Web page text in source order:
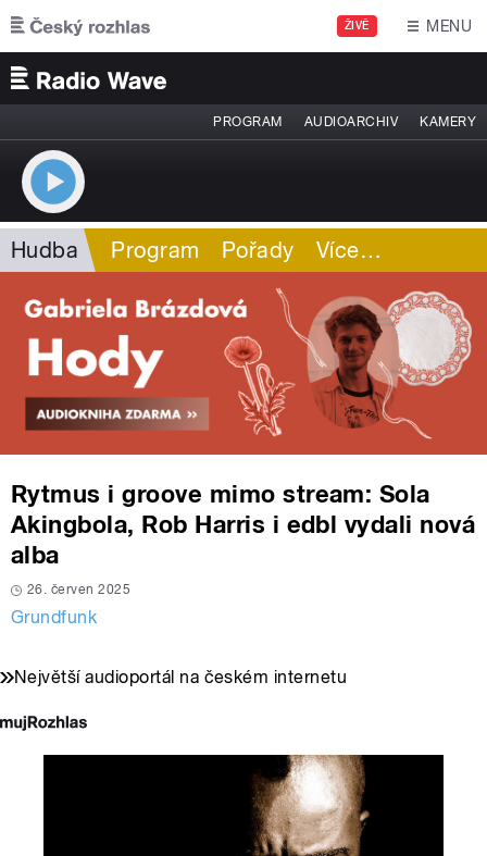
Přejít k hlavnímu obsahu
ŽIVĚ MENU
PROGRAM AUDIOARCHIV KAMERY
Hudba Program Pořady Více…
Rytmus i groove mimo stream: Sola
Akingbola, Rob Harris i edbl vydali nová
alba
26. červen 2025
Grundfunk
Největší audioportál na českém internetu